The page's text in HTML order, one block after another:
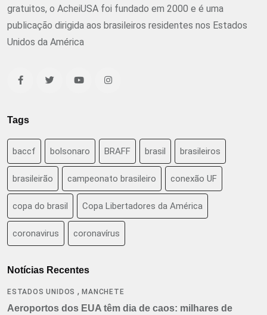
gratuitos, o AcheiUSA foi fundado em 2000 e é uma
publicação dirigida aos brasileiros residentes nos Estados
Unidos da América
Tags
baccf bolsonaro BRAFF brasil brasileiros
brasileirão campeonato brasileiro conexão UF
copa do brasil Copa Libertadores da América
coronavirus coronavírus
Notícias Recentes
ESTADOS UNIDOS ,MANCHETE
Aeroportos dos EUA têm dia de caos: milhares de